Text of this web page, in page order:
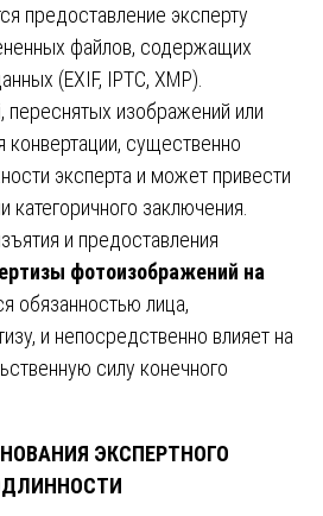
предоставление эксперту
файлов, содержащих
(EXIF, IPTC, XMP).
переснятых изображений или
конвертации, существенно
эксперта и может привести
заключения.
и предоставления
фотоизображений на
обязанностью лица,
и непосредственно влияет на
силу конечного
ЭКСПЕРТНОГО